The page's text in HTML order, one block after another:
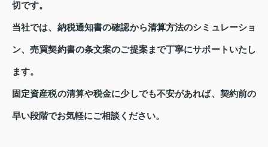
切です。
当社では、納税通知書の確認から清算方法のシミュレーショ
ン、売買契約書の条文案のご提案まで丁寧にサポートいたし
ます。
固定資産税の清算や税金に少しでも不安があれば、契約前の
早い段階でお気軽にご相談ください。